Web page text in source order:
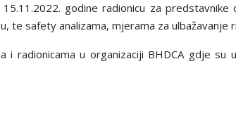
godine radionicu za
te safety analizama, mjerama za ulbažavanje
i radionicama u organizaciji BHDCA gdje